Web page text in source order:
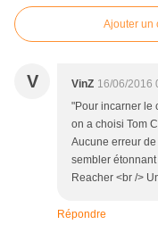
Ajouter un
V VinZ 16/06/2016
"Pour incarner le
on a choisi Tom
Aucune erreur
sembler
Reacher <br />
Répondre